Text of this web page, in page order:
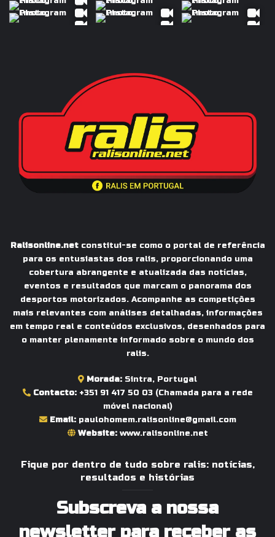
Ralisonline.netconstitui-se como o portal de referência
para os entusiastas dos ralis, proporcionando uma
cobertura abrangente e atualizada das notícias,
eventos e resultados que marcam o panorama dos
desportos motorizados. Acompanhe as competições
mais relevantes com análises detalhadas, informações
em tempo real e conteúdos exclusivos, desenhados para
o manter plenamente informado sobre o mundo dos
ralis.
Morada: Sintra, Portugal
Contacto: +351 91 417 50 03(Chamada para a rede
móvel nacional)
Email: paulohomem.ralisonline@gmail.com
Website: www.ralisonline.net
Fique por dentro de tudo sobre ralis: notícias,
resultados e histórias
Subscreva a nossa
newsletter para receber as